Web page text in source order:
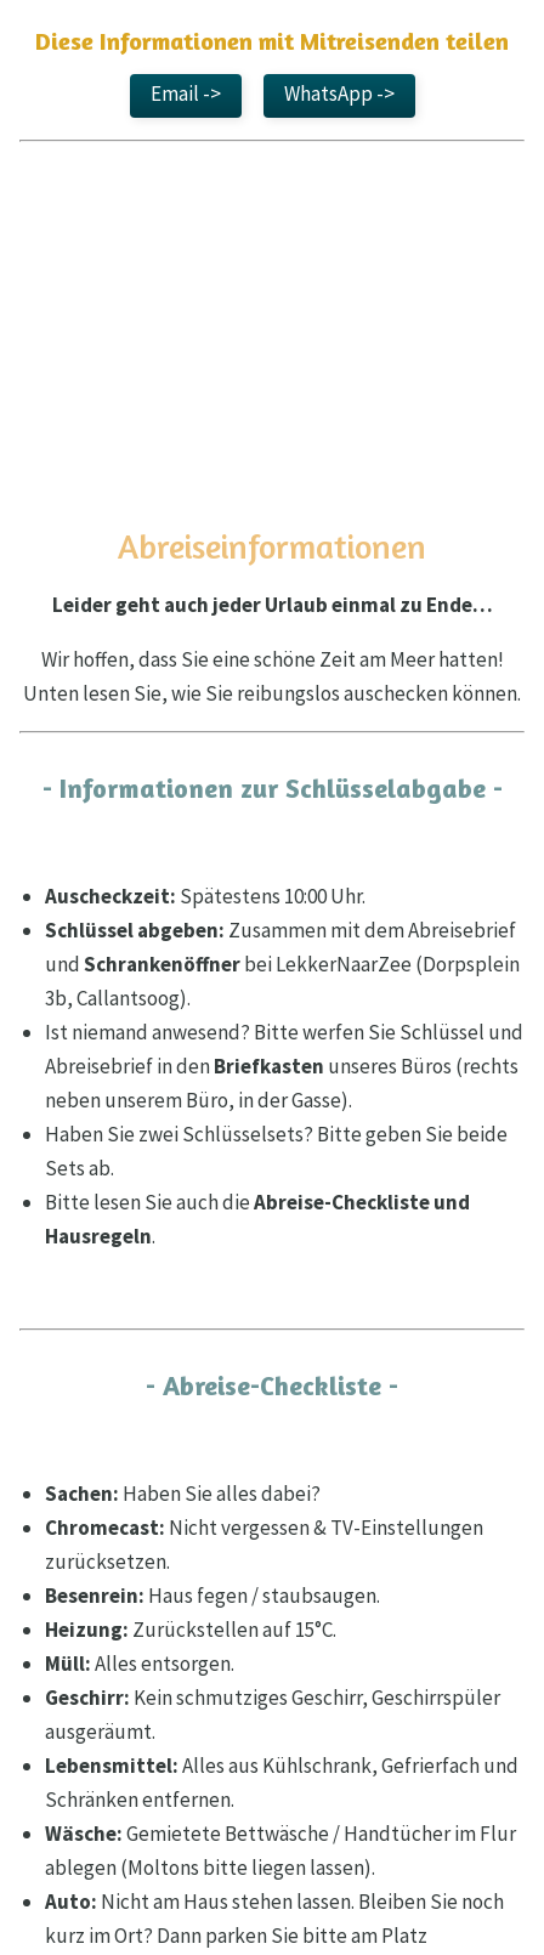
Diese Informationen mit Mitreisenden teilen
Email -> WhatsApp ->
Abreiseinformationen
Leider geht auch jeder Urlaub einmal zu Ende…
Wir hoffen, dass Sie eine schöne Zeit am Meer hatten!
Unten lesen Sie, wie Sie reibungslos auschecken können.
- Informationen zur Schlüsselabgabe -
Auscheckzeit: Spätestens 10:00 Uhr.
Schlüssel abgeben: Zusammen mit dem Abreisebrief
undSchrankenöffnerbei LekkerNaarZee (Dorpsplein
3b, Callantsoog).
Ist niemand anwesend? Bitte werfen Sie Schlüssel und
Abreisebrief in denBriefkasten unseres Büros (rechts
neben unserem Büro, in der Gasse).
Haben Sie zwei Schlüsselsets? Bitte geben Sie beide
Sets ab.
Bitte lesen Sie auch dieAbreise-Checkliste und
Hausregeln.
- Abreise-Checkliste -
Sachen: Haben Sie alles dabei?
Chromecast: Nicht vergessen & TV-Einstellungen
zurücksetzen.
Besenrein: Haus fegen / staubsaugen.
Heizung: Zurückstellen auf 15°C.
Müll:Alles entsorgen.
Geschirr: Kein schmutziges Geschirr, Geschirrspüler
ausgeräumt.
Lebensmittel:Alles aus Kühlschrank, Gefrierfach und
Schränken entfernen.
Wäsche:Gemietete Bettwäsche / Handtücher im Flur
ablegen (Moltons bitte liegen lassen).
Auto: Nicht am Haus stehen lassen. Bleiben Sie noch
kurz im Ort? Dann parken Sie bitte am Platz